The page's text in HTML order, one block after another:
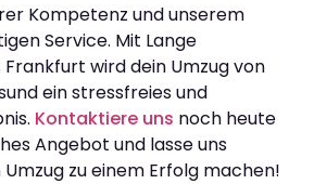
Kompetenz und unserem
Service. Mit Lange
Frankfurt wird dein Umzug von
ein stressfreies und
Kontaktiere uns noch heute
Angebot und lasse uns
zu einem Erfolg machen!